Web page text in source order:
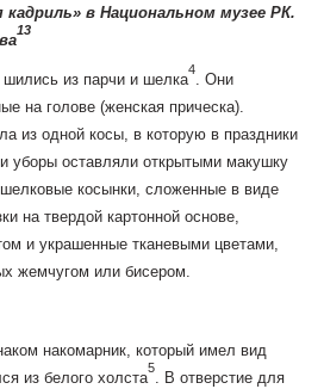
в Национальном музее РК.
13
из парчи и шелка
4
. Они
на голове (женская прическа).
из одной косы, в которую в праздники
уборы оставляли открытыми макушку
косынки, сложенные в виде
на твердой картонной основе,
и украшенные тканевыми цветами,
жемчугом или бисером.
накомарник, который имел вид
из белого холста
5
. В отверстие для